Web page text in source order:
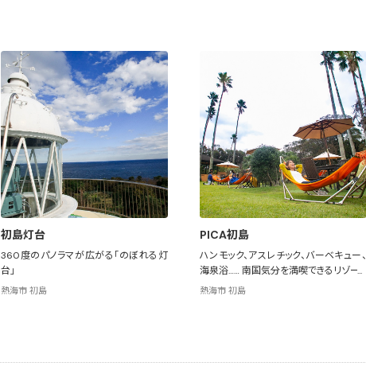
初島灯台
360度のパノラマが広がる「のぼれる灯
台」
熱海市 初島
PICA初島
ハンモック、アスレチック、バーベキュー、
海泉浴…… 南国気分を満喫できるリゾート
施設
熱海市 初島